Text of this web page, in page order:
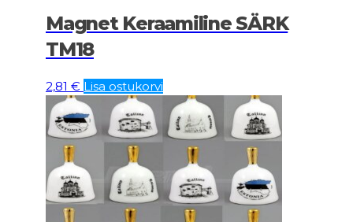
Magnet Keraamiline SÄRK
TM18
2,81 € Lisa ostukorvi